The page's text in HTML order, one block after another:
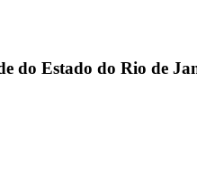
do Estado do Rio de